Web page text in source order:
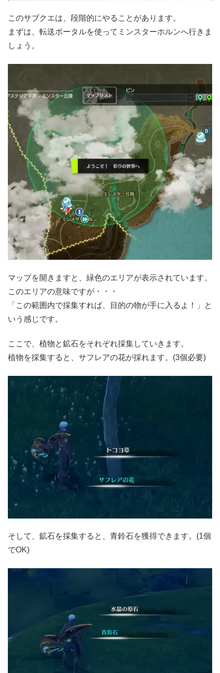
このサブクエは、段階的にやることがあります。
まずは、転送ポータルを使ってミンスターホルンへ行きま
しょう。
マップを開きますと、緑色のエリアが表示されています。
このエリアの意味ですが・・・
「この範囲内で採集すれば、目的の物が手に入るよ！」と
いう感じです。
ここで、植物と鉱石をそれぞれ採集していきます。
植物を採集すると、サフレアの花が採れます。(3個必要)
そして、鉱石を採集すると、青鈴石を獲得できます。(1個
でOK)